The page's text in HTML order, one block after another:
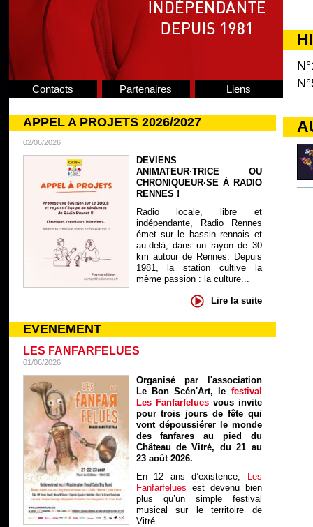
Contacts Partenaires Liens
APPEL A PROJETS 2026/2027
02/06/2026
DEVIENS
ANIMATEUR·TRICE OU
CHRONIQUEUR·SE À RADIO
RENNES !
Radio locale, libre et
indépendante, Radio Rennes
émet sur le bassin rennais et
au-delà, dans un rayon de 30
km autour de Rennes. Depuis
1981, la station cultive la
même passion : la culture...
Lire la suite
EVENEMENT
LES FANFARFELUES
01/06/2026
Organisé par l'association
Le Bon Scén'Art, le festival
Les Fanfarfelues vous invite
pour trois jours de fête qui
vont dépoussiérer le monde
des fanfares au pied du
Château de Vitré, du 21 au
23 août 2026.
En 12 ans d’existence, Les
Fanfarfelues est devenu bien
plus qu’un simple festival
musical sur le territoire de
Vitré...